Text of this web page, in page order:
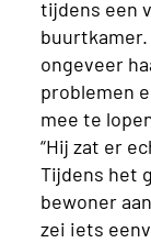
tijdens een
buurtkamer.
ongeveer
problemen
mee te
“Hij zat er
Tijdens het
bewoner
zei iets